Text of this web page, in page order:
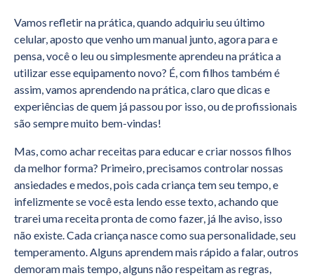
Vamos refletir na prática, quando adquiriu seu último
celular, aposto que venho um manual junto, agora para e
pensa, você o leu ou simplesmente aprendeu na prática a
utilizar esse equipamento novo? É, com filhos também é
assim, vamos aprendendo na prática, claro que dicas e
experiências de quem já passou por isso, ou de profissionais
são sempre muito bem-vindas!
Mas, como achar receitas para educar e criar nossos filhos
da melhor forma? Primeiro, precisamos controlar nossas
ansiedades e medos, pois cada criança tem seu tempo, e
infelizmente se você esta lendo esse texto, achando que
trarei uma receita pronta de como fazer, já lhe aviso, isso
não existe. Cada criança nasce como sua personalidade, seu
temperamento. Alguns aprendem mais rápido a falar, outros
demoram mais tempo, alguns não respeitam as regras,